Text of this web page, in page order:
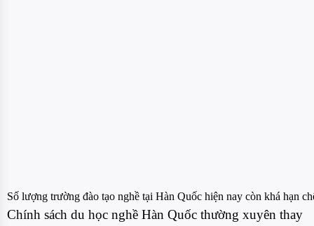
Số lượng trường đào tạo nghề tại Hàn Quốc hiện nay còn khá hạn
Chính sách du học nghề Hàn Quốc thường xuyên thay